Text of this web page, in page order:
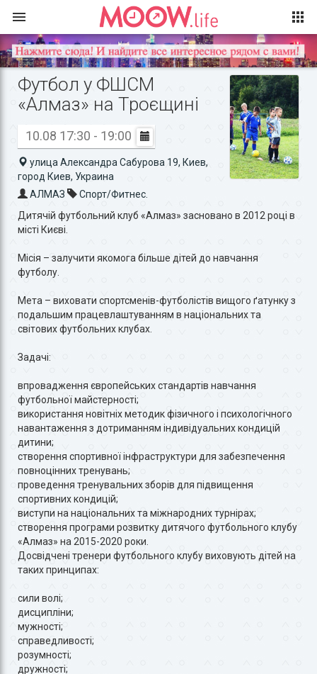
Футбол у ФШСМ
«Алмаз» на Троєщині
10.08 17:30 - 19:00
улица Александра Сабурова 19, Киев,
город Киев, Украина
АЛМАЗ
Спорт/Фитнес.
Дитячій футбольний клуб «Алмаз» засновано в 2012 році в
місті Києві.
Місія – залучити якомога більше дітей до навчання
футболу.
Мета – виховати спортсменів-футболістів вищого ґатунку з
подальшим працевлаштуванням в національних та
світових футбольних клубах.
Задачі:
впровадження європейських стандартів навчання
футбольної майстерності;
використання новітніх методик фізичного і психологічного
навантаження з дотриманням індивідуальних кондицій
дитини;
створення спортивної інфраструктури для забезпечення
повноцінних тренувань;
проведення тренувальних зборів для підвищення
спортивних кондицій;
виступи на національних та міжнародних турнірах;
створення програми розвитку дитячого футбольного клубу
«Алмаз» на 2015-2020 роки.
Досвідчені тренери футбольного клубу виховують дітей на
таких принципах:
сили волі;
дисципліни;
мужності;
справедливості;
розумності;
дружності;